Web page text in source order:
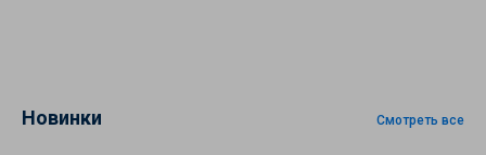
Новинки Смотреть все